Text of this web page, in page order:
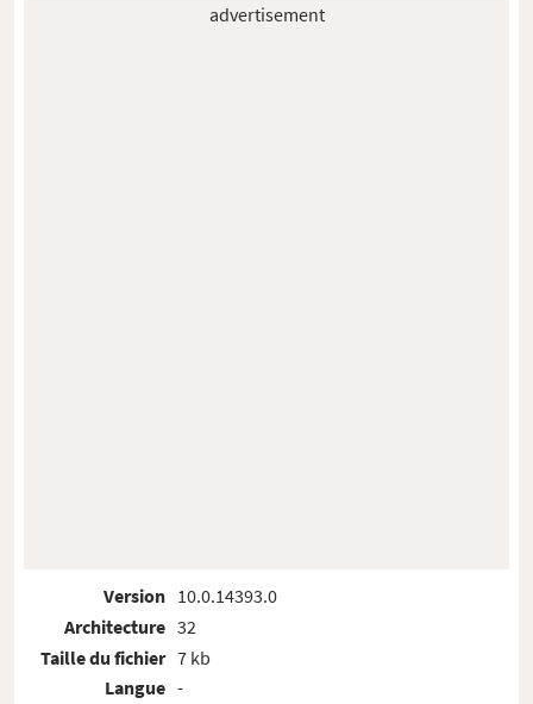
advertisement
Version
Architecture
Taille du fichier
Langue
10.0.14393.0
32
7 kb
-